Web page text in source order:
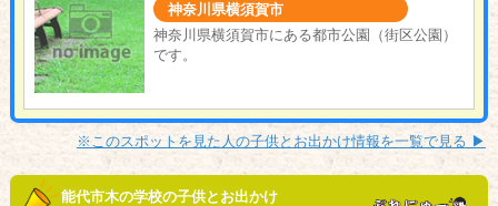
神奈川県横須賀市
神奈川県横須賀市にある都市公園（街区公園）
です。
※このスポットを見た人の子供とお出かけ情報を一覧で見る ▶︎
能代市木の学校の子供とお出かけ